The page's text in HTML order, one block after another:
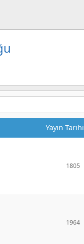
Yayın Tarihi
1805
1964